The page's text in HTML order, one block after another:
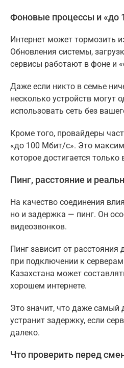
Фоновые процессы и «до
Интернет может тормозить
Обновления системы,
сервисы работают в фоне и
Даже если никто в семье
несколько устройств могут
использовать сеть без
Кроме того, провайдеры
«до 100 Мбит/с». Это
которое достигается
Пинг, расстояние и
На качество соединения
но и задержка — пинг. Он
видеозвонков.
Пинг зависит от
при подключении к
Казахстана может
хорошем интернете.
Это значит, что даже самый
устранит задержку, если
далеко.
Что проверить перед